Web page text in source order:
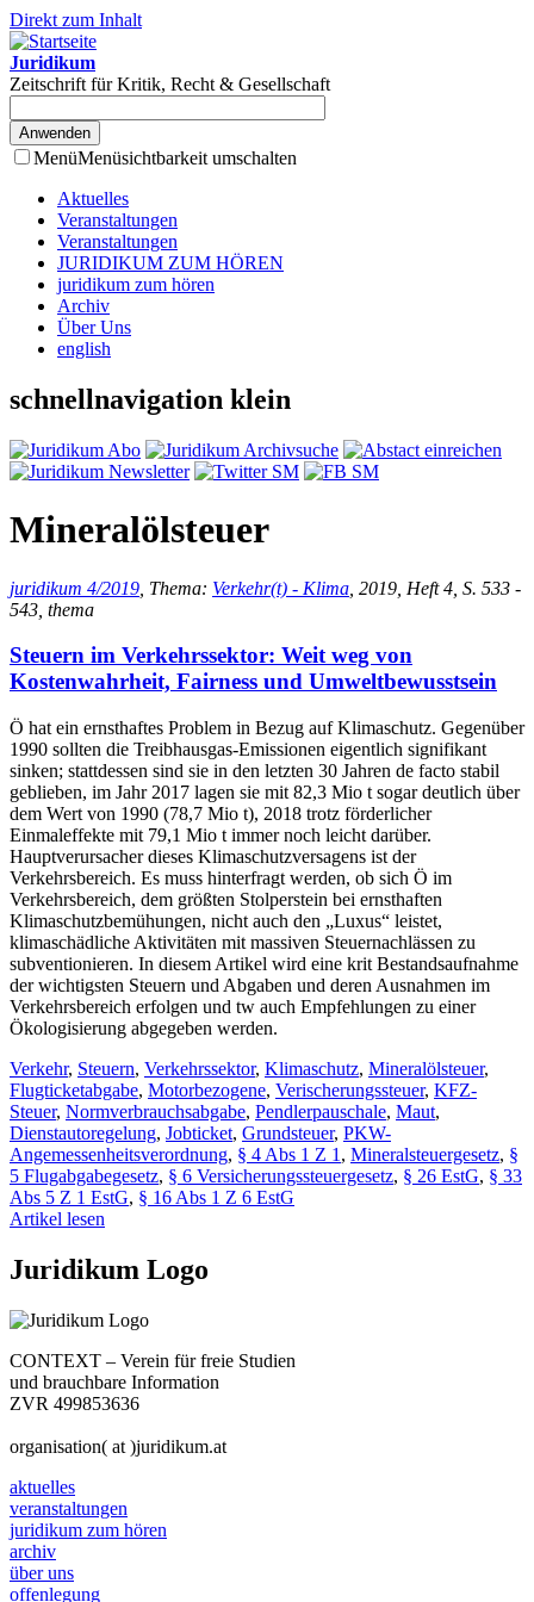
Direkt zum Inhalt
Juridikum
Zeitschrift für Kritik, Recht & Gesellschaft
MenüMenüsichtbarkeit umschalten
Aktuelles
Veranstaltungen
Veranstaltungen
JURIDIKUM ZUM HÖREN
juridikum zum hören
Archiv
Über Uns
english
schnellnavigation klein
Mineralölsteuer
juridikum 4/2019 , Thema: Verkehr(t) - Klima , 2019, Heft 4, S. 533 -
543, thema
Steuern im Verkehrssektor: Weit weg von
Kostenwahrheit, Fairness und Umweltbewusstsein
Ö hat ein ernsthaftes Problem in Bezug auf Klimaschutz. Gegenüber
1990 sollten die Treibhausgas-Emissionen eigentlich signifikant
sinken; stattdessen sind sie in den letzten 30 Jahren de facto stabil
geblieben, im Jahr 2017 lagen sie mit 82,3 Mio t sogar deutlich über
dem Wert von 1990 (78,7 Mio t), 2018 trotz förderlicher
Einmaleffekte mit 79,1 Mio t immer noch leicht darüber.
Hauptverursacher dieses Klimaschutzversagens ist der
Verkehrsbereich. Es muss hinterfragt werden, ob sich Ö im
Verkehrsbereich, dem größten Stolperstein bei ernsthaften
Klimaschutzbemühungen, nicht auch den „Luxus“ leistet,
klimaschädliche Aktivitäten mit massiven Steuernachlässen zu
subventionieren. In diesem Artikel wird eine krit Bestandsaufnahme
der wichtigsten Steuern und Abgaben und deren Ausnahmen im
Verkehrsbereich erfolgen und tw auch Empfehlungen zu einer
Ökologisierung abgegeben werden.
Verkehr, Steuern, Verkehrssektor, Klimaschutz, Mineralölsteuer,
Flugticketabgabe, Motorbezogene, Verischerungssteuer, KFZ-
Steuer, Normverbrauchsabgabe, Pendlerpauschale, Maut,
Dienstautoregelung, Jobticket, Grundsteuer, PKW-
Angemessenheitsverordnung, § 4 Abs 1 Z 1 , Mineralsteuergesetz, §
5 Flugabgabegesetz, § 6 Versicherungssteuergesetz, § 26 EstG, § 33
Abs 5 Z 1 EstG, § 16 Abs 1 Z 6 EstG
Artikel lesen
Juridikum Logo
CONTEXT – Verein für freie Studien
und brauchbare Information
ZVR 499853636
organisation( at )juridikum.at
aktuelles
veranstaltungen
juridikum zum hören
archiv
über uns
offenlegung